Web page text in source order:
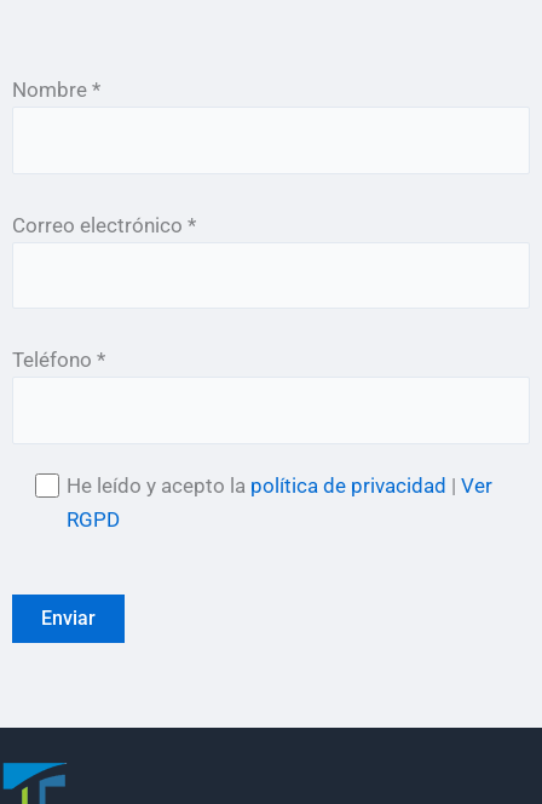
Nombre *
Correo electrónico *
Teléfono *
He leído y acepto la política de privacidad | Ver
RGPD